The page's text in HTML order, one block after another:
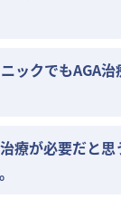
ックでもAGA
療が必要だと思